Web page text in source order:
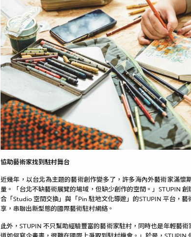
協助藝術家找到駐村舞台
近幾年，以台北為主題的藝術創作變多了，許多海內外藝術家滿
量。「台北不缺藝術展覽的場域，但缺少創作的空間。」STUPIN
合「Studio 空間交換」與「Pin 駐地文化導遊」的STUPIN 平台，
享，串聯出新型態的國際藝術駐村網絡。
此外，STUPIN 不只幫助經驗豐富的藝術家駐村，同時也是年輕藝